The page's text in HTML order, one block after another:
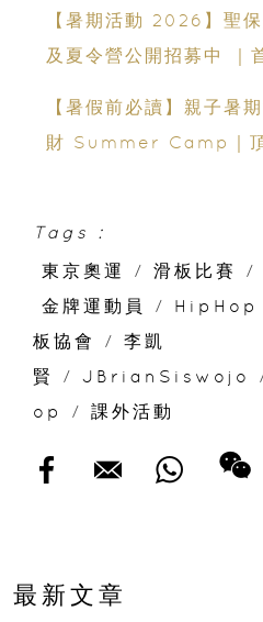
【暑期活動 2026】聖
及夏令營公開招募中 ｜
【暑假前必讀】親子暑
財 Summer Camp｜
Tags :
東京奧運
/ 滑板比賽 /
金牌運動員
/ HipHop
板協會
/
李凱
賢
/ JBrianSiswojo
op
/ 課外活動
最新文章